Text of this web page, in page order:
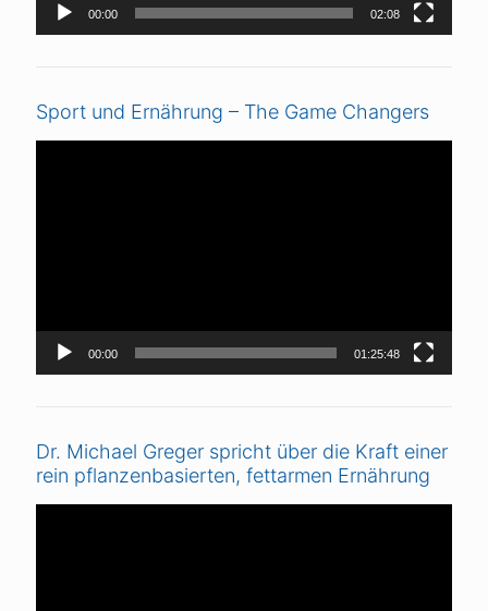
00:00 02:08
Sport und Ernährung – The Game Changers
00:00 01:25:48
Dr. Michael Greger spricht über die Kraft einer
rein pflanzenbasierten, fettarmen Ernährung